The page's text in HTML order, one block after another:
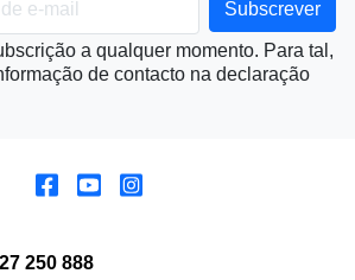
a qualquer momento. Para tal,
de contacto na declaração
250 888